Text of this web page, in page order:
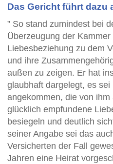
Das Gericht führt dazu
” So stand zumindest bei
Überzeugung der
Liebesbeziehung zu dem
und ihre
außen zu zeigen. Er hat
glaubhaft dargelegt, es sei
angekommen, die von
glücklich empfundene
besiegeln und deutlich
seiner Angabe sei das
Versicherten der Fall
Jahren eine Heirat